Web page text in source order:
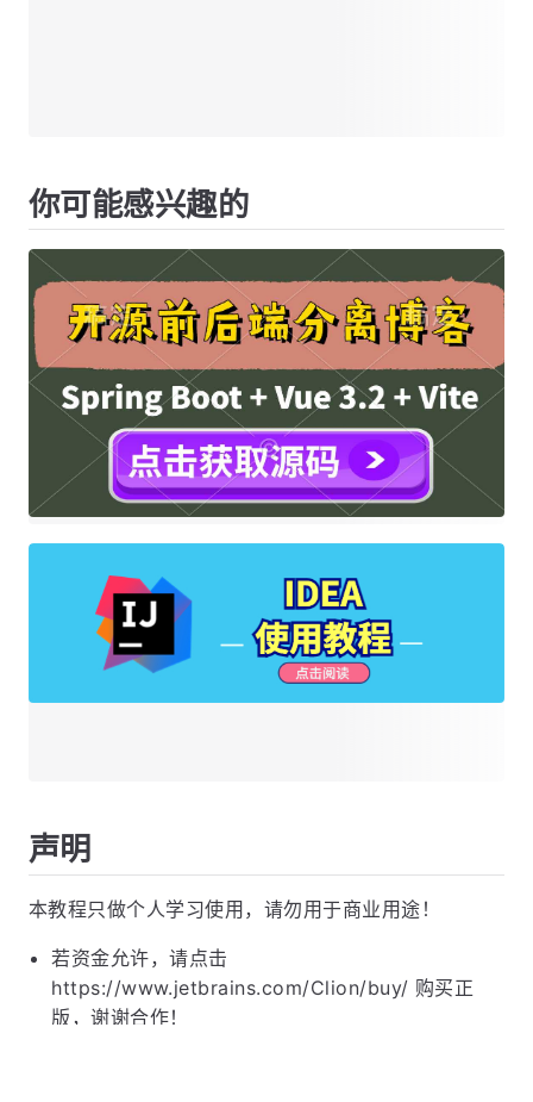
你可能感兴趣的
声明
本教程只做个人学习使用，请勿用于商业用途！
若资金允许，请点击
https://www.jetbrains.com/Clion/buy/ 购买正
版，谢谢合作！